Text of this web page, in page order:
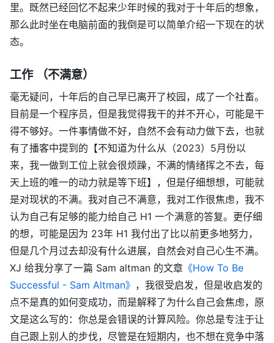
里。既然已经回忆不起来少年时候的我对于十年后的想象，
那么此时坐在电脑前面的我倒是可以简单介绍一下现在的状
态。
工作 （不满意）
毫无疑问，十年后的自己早已离开了校园，成了一个社畜。
目前是一个程序员，但是我觉得我干的并不开心，可能是干
得不够好。一件事情做不好，自然不会有动力做下去，也就
有了播客中提到的【不知道为什么从（2023）5月份以
来，我一做到工位上就会很烦躁，不满的情绪挥之不去，每
天上班的唯一的动力就是等下班】，但是仔细想想，可能就
是对现状的不满。我对自己不满意，我对工作很焦虑，我不
认为自己有足够的能力给自己 H1 一个满意的答复。更仔细
的想，可能是因为 23年 H1 我付出了比以前更多地努力，
但是几个月过去却没有什么进展，自然会对自己心生不满。
XJ 给我分享了一篇 Sam altman 的文章 《How To Be
Successful - Sam Altman》 ，我很受启发，但是收启发的
点不是真的如何变成功，而是解释了为什么自己会焦虑，原
文是这么写的：你总是会错误的计算风险。你总是专注于让
自己跟上别人的步伐，尽管是在短期内，也不想在竞争中落